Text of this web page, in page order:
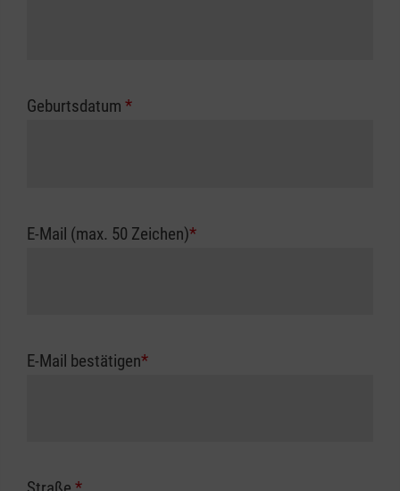
Geburtsdatum *
E-Mail (max. 50 Zeichen)*
E-Mail bestätigen*